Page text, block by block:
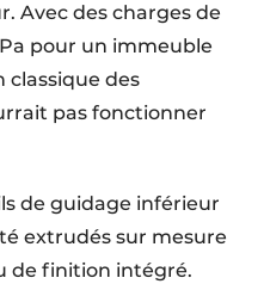
Avec des charges de
pour un immeuble
des
pas fonctionner
de guidage inférieur
extrudés sur mesure
de finition intégré.